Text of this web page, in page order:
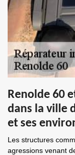
Renolde 60
dans la ville
et ses
Les structures
agressions venant